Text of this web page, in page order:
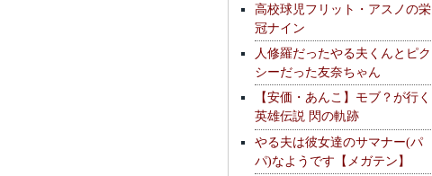
高校球児フリット・アスノの栄
冠ナイン
人修羅だったやる夫くんとピク
シーだった友奈ちゃん
【安価・あんこ】モブ？が行く
英雄伝説 閃の軌跡
やる夫は彼女達のサマナー(パ
パ)なようです【メガテン】